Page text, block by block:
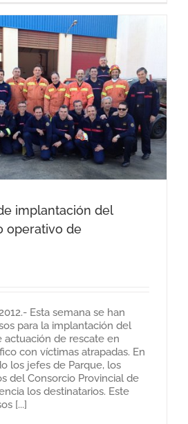
implantación del
operativo de
Esta semana se han
para la implantación del
de rescate en
con víctimas atrapadas. En
los jefes de Parque, los
del Consorcio Provincial de
los destinatarios. Este
[...]